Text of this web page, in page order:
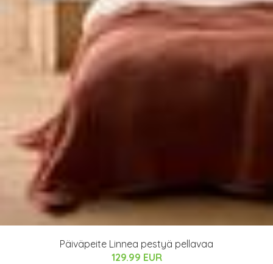
Päiväpeite Linnea pestyä pellavaa
129.99 EUR